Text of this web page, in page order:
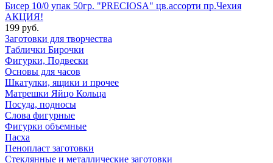
Бисер 10/0 упак 50гр. "PRECIOSA" цв.ассорти пр.Чехия
АКЦИЯ!
199 руб.
Заготовки для творчества
Таблички Бирочки
Фигурки, Подвески
Основы для часов
Шкатулки, ящики и прочее
Матрешки Яйцо Кольца
Посуда, подносы
Слова фигурные
Фигурки объемные
Пасха
Пенопласт заготовки
Стеклянные и металлические заготовки